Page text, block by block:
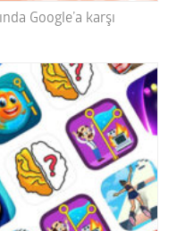
Google’a karşı